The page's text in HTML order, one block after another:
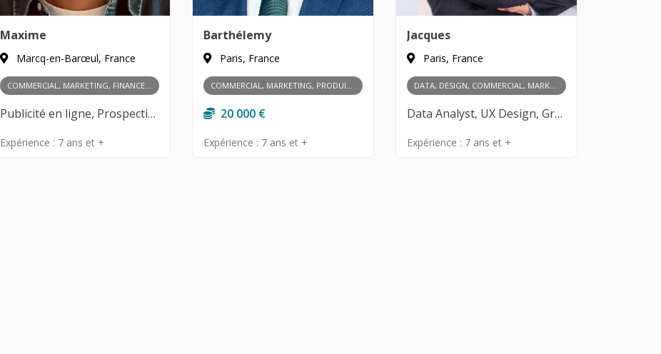
Maxime
Marcq-en-Barœul, France
COMMERCIAL, MARKETING, FINANCES, PRODUIT, RH ET MANAGEMENT
Publicité en ligne, Prospection clients, Gestion des partenariats, Négociation commerciale, Développement de réseau, Analyse des marchés, Recherche de financement, Gestion budgétaire, Product Management, Recrutement, Gestion d’équipe, Formation des collaborateurs, Culture d’entreprise, Leadership
Expérience : 7 ans et +
Barthélemy
Paris, France
COMMERCIAL, MARKETING, PRODUIT, RH ET MANAGEMENT
20 000 €
Expérience : 7 ans et +
Jacques
Paris, France
DATA, DESIGN, COMMERCIAL, MARKETING, FINANCES, PRODUIT, RH ET MANAGEMENT
Data Analyst, UX Design, Growth Hacking, Prospection clients, Gestion des partenariats, Négociation commerciale, Développement de réseau, Analyse des marchés, Recherche de financement, Gestion budgétaire, Comptabilité et fiscalité, Levée de fonds, Gestion de trésorerie, Product Management, Design Thinking, Innovation et R&D, Prototypage, Validation de marché, Recrutement, Gestion d’équipe, Formation des collaborateurs, Culture d’entreprise, Leadership
Expérience : 7 ans et +